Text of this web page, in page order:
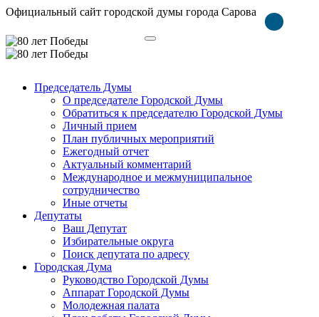
Официальный сайт городской думы города Сарова
Председатель Думы
О председателе Городской Думы
Обратиться к председателю Городской Думы
Личный прием
План публичных мероприятий
Ежегодный отчет
Актуальный комментарий
Международное и межмуниципальное
сотрудничество
Иные отчеты
Депутаты
Ваш Депутат
Избирательные округа
Поиск депутата по адресу
Городская Дума
Руководство Городской Думы
Аппарат Городской Думы
Молодежная палата